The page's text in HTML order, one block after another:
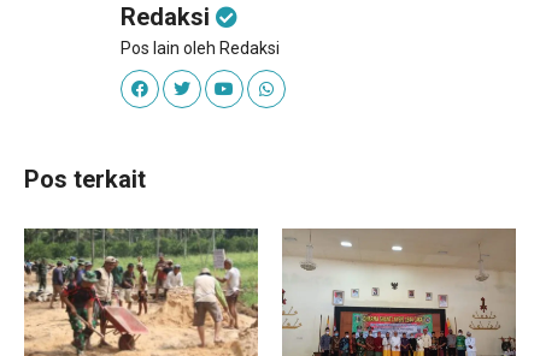
Redaksi
Pos lain oleh Redaksi
Pos terkait